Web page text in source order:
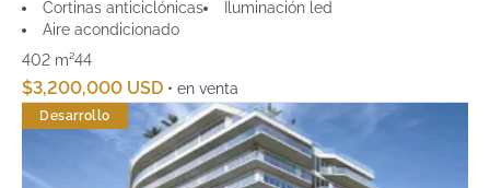
Cortinas anticiclónicas
Iluminación led
Aire acondicionado
402 m²44
$3,200,000 USD • en venta
Desarrollo